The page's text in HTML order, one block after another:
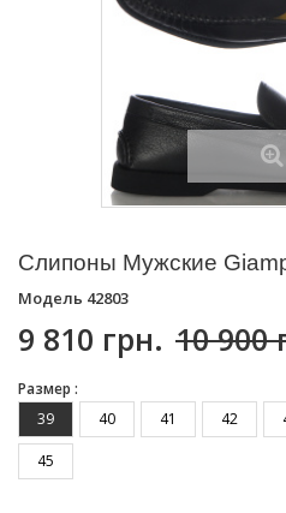
Слипоны Мужские
Модель 42803
9 810 грн. 10 900
Размер :
39
40 41 42
45